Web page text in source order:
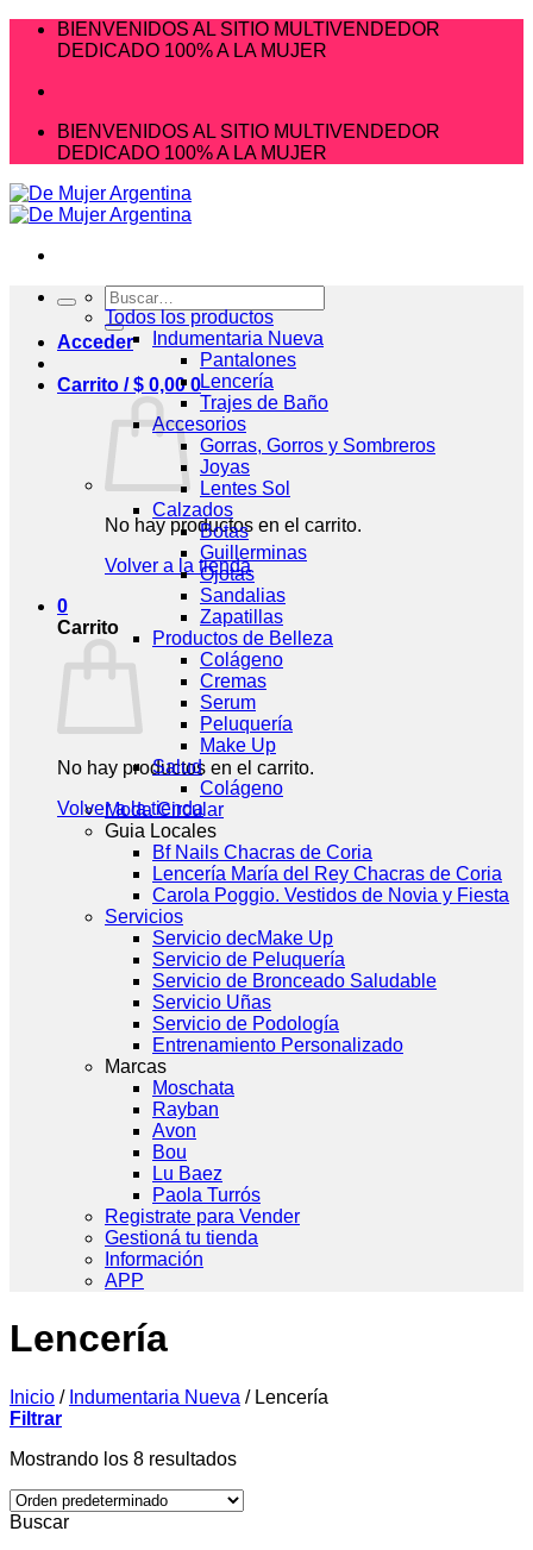
Saltar BIENVENIDOS AL SITIO MULTIVENDEDOR
DEDICADO 100% A LA MUJER
BIENVENIDOS AL SITIO MULTIVENDEDOR
DEDICADO 100% A LA MUJER
Buscar
por:
Acceder
Carrito /$ 0,00 0
No hay productos en el carrito.
Volver a la tienda
0
Carrito
No hay productos en el carrito.
Volver a la tienda
Todos los productos
Indumentaria Nueva
Pantalones
Lencería
Trajes de Baño
Accesorios
Gorras, Gorros y Sombreros
Joyas
Lentes Sol
Calzados
Botas
Guillerminas
Ojotas
Sandalias
Zapatillas
Productos de Belleza
Colágeno
Cremas
Serum
Peluquería
Make Up
Salud
Colágeno
Moda Circular
Guia Locales
Bf Nails Chacras de Coria
Lencería María del Rey Chacras de Coria
Carola Poggio. Vestidos de Novia y Fiesta
Servicios
Servicio decMake Up
Servicio de Peluquería
Servicio de Bronceado Saludable
Servicio Uñas
Servicio de Podología
Entrenamiento Personalizado
Marcas
Moschata
Rayban
Avon
Bou
Lu Baez
Paola Turrós
Registrate para Vender
Gestioná tu tienda
Información
APP
Lencería
Inicio / Indumentaria Nueva /Lencería
Filtrar
Mostrando los 8 resultados
Buscar